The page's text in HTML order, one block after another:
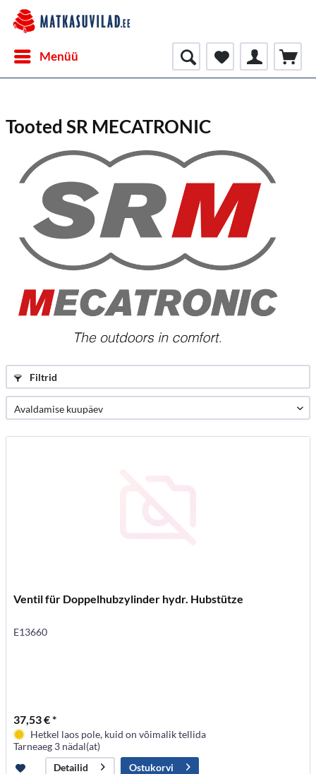
Menüü
Tooted SR MECATRONIC
Filtrid
Ventil für Doppelhubzylinder hydr. Hubstütze
E13660
37,53 € *
Hetkel laos pole, kuid on võimalik tellida
Tarneaeg 3 nädal(at)
Detailid
Ostukorvi